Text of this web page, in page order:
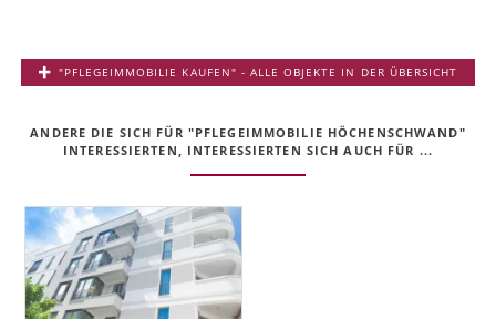
"PFLEGEIMMOBILIE KAUFEN" - ALLE OBJEKTE IN DER ÜBERSICHT
ANDERE DIE SICH FÜR "PFLEGEIMMOBILIE HÖCHENSCHWAND"
INTERESSIERTEN, INTERESSIERTEN SICH AUCH FÜR ...